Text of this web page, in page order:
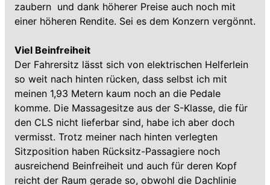
zaubern  und dank höherer Preise auch noch mit
einer höheren Rendite. Sei es dem Konzern vergönnt.
Viel Beinfreiheit
Der Fahrersitz lässt sich von elektrischen Helferlein
so weit nach hinten rücken, dass selbst ich mit
meinen 1,93 Metern kaum noch an die Pedale
komme. Die Massagesitze aus der S-Klasse, die für
den CLS nicht lieferbar sind, habe ich aber doch
vermisst. Trotz meiner nach hinten verlegten
Sitzposition haben Rücksitz-Passagiere noch
ausreichend Beinfreiheit und auch für deren Kopf
reicht der Raum gerade so, obwohl die Dachlinie